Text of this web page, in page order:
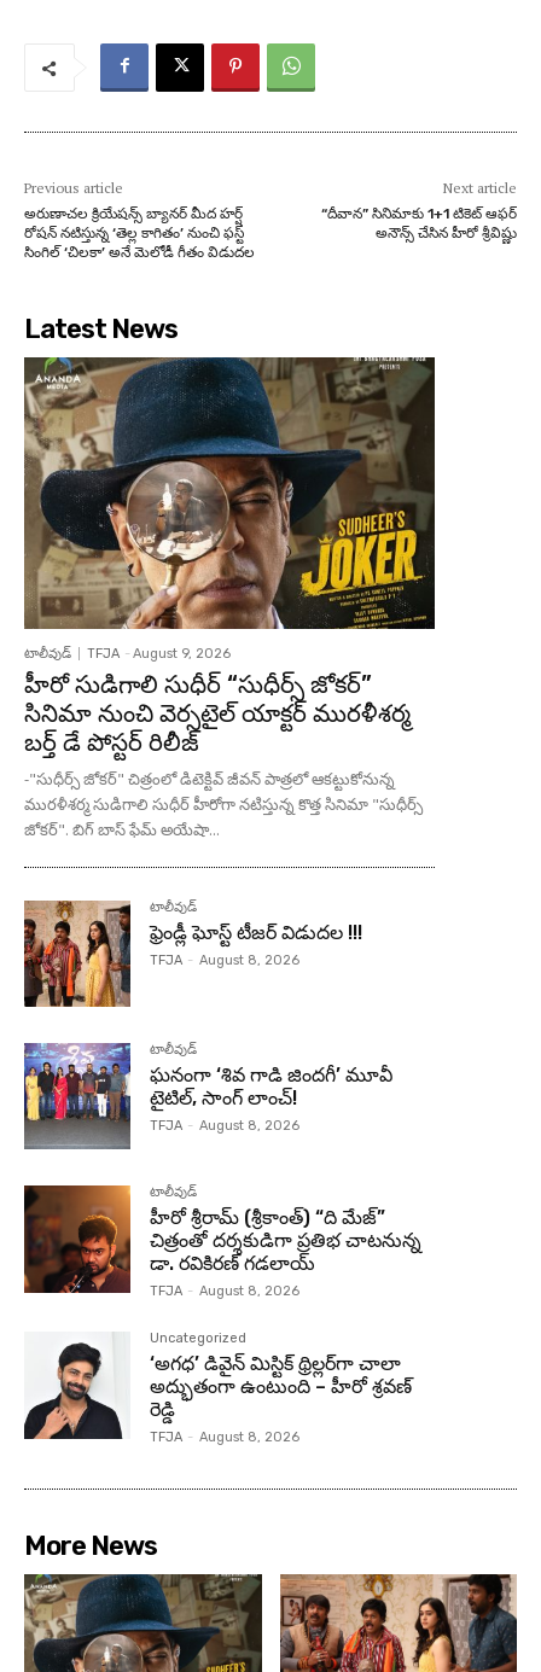
Previous article
అరుణాచల క్రియేషన్స్ బ్యానర్ మీద హర్ష్
రోషన్ నటిస్తున్న ‘తెల్ల కాగితం’ నుంచి ఫస్ట్
సింగిల్ ‘చిలకా’ అనే మెలోడీ గీతం విడుదల
Next article
“దీవాన” సినిమాకు 1+1 టికెట్ ఆఫర్
అనౌన్స్ చేసిన హీరో శ్రీవిష్ణు
Latest News
టాలీవుడ్ TFJA - August 9, 2026
హీరో సుడిగాలి సుధీర్ “సుధీర్స్ జోకర్”
సినిమా నుంచి వెర్సటైల్ యాక్టర్ మురళీశర్మ
బర్త్ డే పోస్టర్ రిలీజ్
-"సుధీర్స్ జోకర్" చిత్రంలో డిటెక్టివ్ జీవన్ పాత్రలో ఆకట్టుకోనున్న
మురళీశర్మ సుడిగాలి సుధీర్ హీరోగా నటిస్తున్న కొత్త సినిమా "సుధీర్స్
జోకర్". బిగ్ బాస్ ఫేమ్ అయేషా...
టాలీవుడ్
ఫ్రెండ్లీ ఘోస్ట్ టీజర్ విడుదల !!!
TFJA - August 8, 2026
టాలీవుడ్
ఘనంగా ‘శివ గాడి జింద‌గీ’ మూవీ
టైటిల్, సాంగ్ లాంచ్!
TFJA - August 8, 2026
టాలీవుడ్
హీరో శ్రీరామ్ (శ్రీకాంత్) “ది మేజ్”
చిత్రంతో దర్శకుడిగా ప్రతిభ చాటనున్న
డా. రవికిరణ్ గడలాయ్
TFJA - August 8, 2026
Uncategorized
‘అగధ’ డివైన్ మిస్టిక్ థ్రిల్లర్‌గా చాలా
అద్భుతంగా ఉంటుంది – హీరో శ్రవణ్
రెడ్డి
TFJA - August 8, 2026
More News